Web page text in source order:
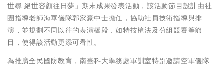
世尋 絕世容顏往日夢」期末成果發表活動，該活動節目設計由社
團指導老師海軍儀隊郭家豪中士擔任，協助社員技術指導與排
演，並規劃不同以往的表演橋段，如特技槍法及分組競賽等節
目，使得該活動更添可看性。
為推廣全民國防教育，南臺科大學務處軍訓室特別邀請空軍儀隊